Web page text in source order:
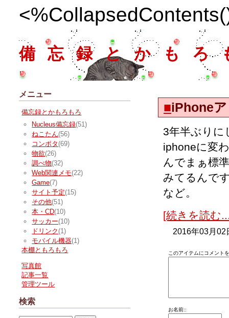
備忘録とかもろ
■iPhone
3年半ぶりに
iphoneに変
んでまぁ標
みてるんで
など。
[続きを読む
2016年03月
このアイテムにコメント
お名前::
メニュー
備忘録とかもろもろ
Nucleus備忘録(51)
ねこたん(56)
コンポタ (69)
物欲(26)
調べ物(32)
Web関連メモ(22)
Game(7)
サイト予定(15)
その他(51)
本・CD(10)
サッカー(10)
ドリンク (1)
モバイル機器(1)
本棚ともろもろ
写真館
記事一覧
管理ツール
検索